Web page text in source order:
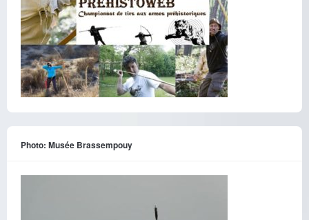
Photo: Musée Brassempouy